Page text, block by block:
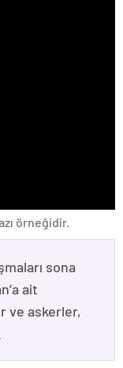
örneğidir.
sona
ait
ve askerler,